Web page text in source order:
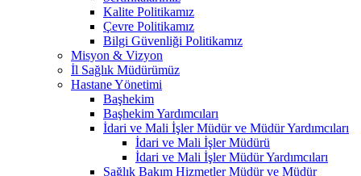
Kalite Politikamız
Çevre Politikamız
Bilgi Güvenliği Politikamız
Misyon & Vizyon
İl Sağlık Müdürümüz
Hastane Yönetimi
Başhekim
Başhekim Yardımcıları
İdari ve Mali İşler Müdür ve Müdür Yardımcıları
İdari ve Mali İşler Müdürü
İdari ve Mali İşler Müdür Yardımcıları
Sağlık Bakım Hizmetler Müdür ve Müdür